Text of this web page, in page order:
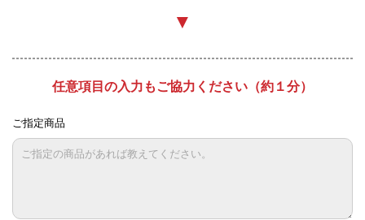
▼
任意項目の入力もご協力ください（約１分）
ご指定商品